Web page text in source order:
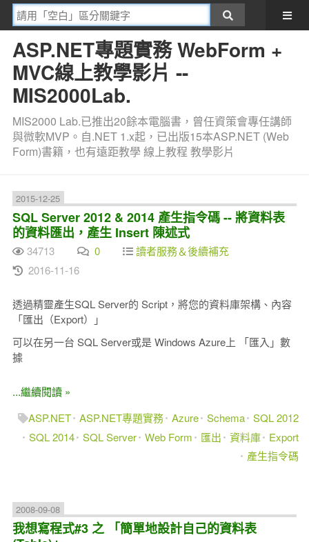
ASP.NET專題實務 WebForm +
MVC線上教學影片 --
MIS2000Lab.
MIS2000 Lab.已推出20餘本電腦書，曾任資策會專任講師
與微軟MVP。自.NET 1.x起，已出版15本ASP.NET (Web
Form)書籍，也有遠距教學 線上教程 教學影片
2015-12-25
SQL Server 2012 & 2014 產生指令碼 -- 將資料表
的資料匯出，產生 Insert 陳述式
34713 0
讀者服務＆後續補充
2016-11-16
透過精靈產生SQL Server的 Script，將您的資料庫架構、內容
「匯出（Export）」
可以在另一台 SQL Server或是 Windows Azure上 「匯入」數
據
...繼續閱讀 »
ASP.NET ASP.NET專題實務 Azure Schema SQL 2012
SQL 2014 SQL Server Web Form 匯出 資料庫
Export
產生指令碼
2008-09-08
我想寫程式#3 之 「簡單地設計自己的資料表